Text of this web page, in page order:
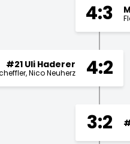
4:3
4:2
#21 Uli Haderer
Nico Neuherz
3:2